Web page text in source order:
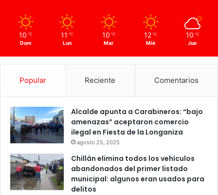
10 ℃
Dom
11 ℃
Lun
10 ℃
Mar
12 ℃
Mié
10 ℃
Jue
Popular Reciente Comentarios
Alcalde apunta a Carabineros: “bajo
amenazas” aceptaron comercio
ilegal en Fiesta de la Longaniza
agosto 25, 2025
Chillán elimina todos los vehículos
abandonados del primer listado
municipal: algunos eran usados para
delitos